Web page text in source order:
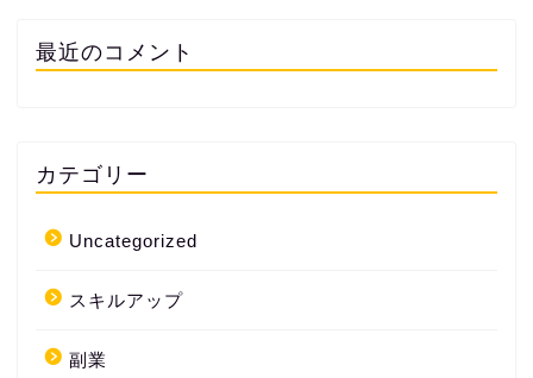
最近のコメント
カテゴリー
Uncategorized
スキルアップ
副業